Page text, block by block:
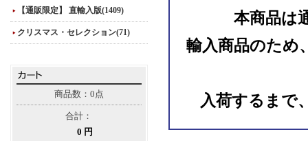
【通販限定】 直輸入版(1409)
クリスマス・セレクション(71)
商品数：0点
合計：
0 円
本商品は
輸入商品のため
入荷するまで